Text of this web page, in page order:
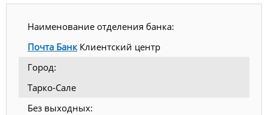
Наименование отделения банка:
Почта БанкКлиентский центр
Город:
Тарко-Сале
Без выходных: